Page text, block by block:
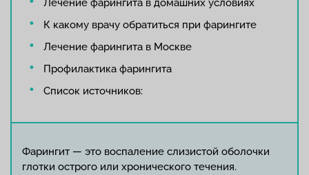
Лечение фарингита в домашних условиях
К какому врачу обратиться при фарингите
Лечение фарингита в Москве
Профилактика фарингита
Список источников:
Фарингит — это воспаление слизистой оболочки
глотки острого или хронического течения.